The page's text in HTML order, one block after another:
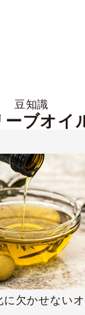
豆知識
ーブオイ
欠かせない